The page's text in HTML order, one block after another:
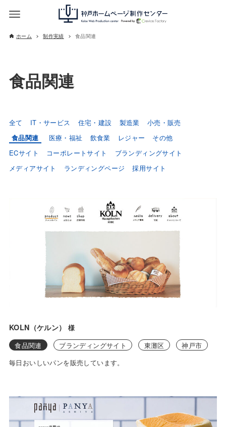
ホーム 制作実績 食品関連
食品関連
全て IT・サービス 住宅・建設 製造業
小売・販売
食品関連
医療・福祉 飲食業 レジャー
その他
ECサイト
コーポレートサイト
ブランディングサイト
メディアサイト
ランディングページ 採用サイト
KOLN（ケルン）
様
食品関連
ブランディングサイト 東灘区
神戸市
毎日おいしいパンを販売しています。